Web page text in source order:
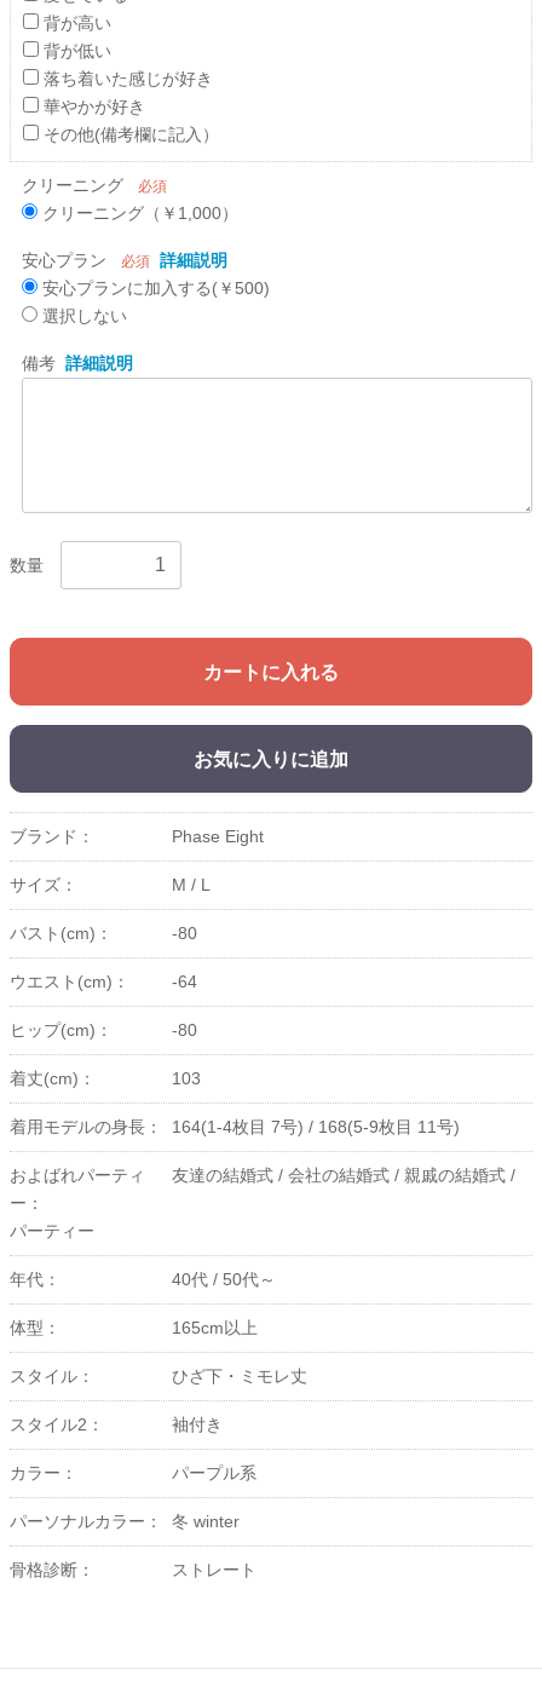
背が高い
背が低い
落ち着いた感じが好き
華やかが好き
その他(備考欄に記入）
クリーニング 必須
クリーニング（￥1,000）
安心プラン 必須 詳細説明
安心プランに加入する(￥500)
選択しない
備考 詳細説明
数量
カートに入れる
お気に入りに追加
ブランド： Phase Eight
サイズ： M / L
バスト(cm)： -80
ウエスト(cm)： -64
ヒップ(cm)： -80
着丈(cm)： 103
着用モデルの身長： 164(1-4枚目 7号) / 168(5-9枚目 11号)
およばれパーティ
ー：
友達の結婚式 / 会社の結婚式 / 親戚の結婚式 /
パーティー
年代： 40代 / 50代～
体型： 165cm以上
スタイル： ひざ下・ミモレ丈
スタイル2： 袖付き
カラー： パープル系
パーソナルカラー： 冬 winter
骨格診断： ストレート